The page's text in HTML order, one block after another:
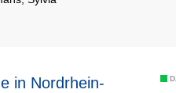
in Nordrhein-